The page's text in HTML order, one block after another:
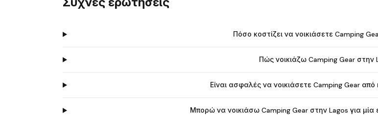
Πόσο κοστίζει να νοικιάσετε Camping
Πώς νοικιάζω Camping Gear στην
Είναι ασφαλές να νοικιάσετε Camping Gear από
Μπορώ να νοικιάσω Camping Gear στην Lagos για